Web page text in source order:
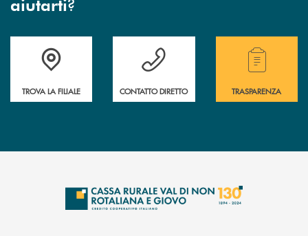
Accedi all' elenco completo di indirizzo, telefono e mail delle nostre
TROVA LA FILIALE
Hai bisogno di assistenza immediata?
CONTATTO DIRETTO
Hai bisogno di
TRASPARENZA